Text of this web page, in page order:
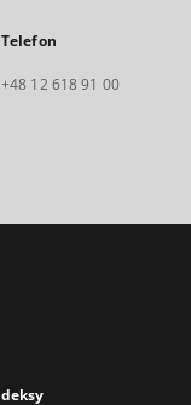
Telefon
+48 12 618 91 00